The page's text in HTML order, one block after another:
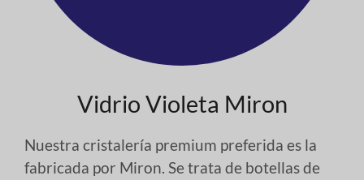
Vidrio Violeta Miron
Nuestra cristalería premium preferida es la
fabricada por Miron. Se trata de botellas de